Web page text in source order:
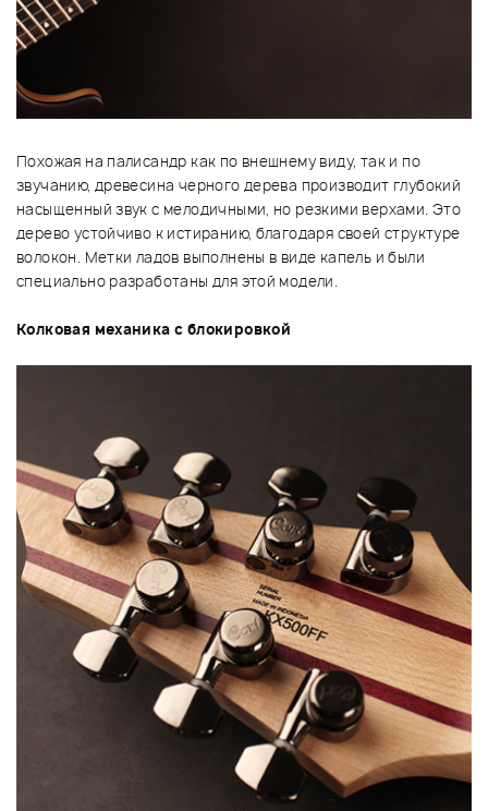
Похожая на палисандр как по внешнему виду, так и по
звучанию, древесина черного дерева производит глубокий
насыщенный звук с мелодичными, но резкими верхами. Это
дерево устойчиво к истиранию, благодаря своей структуре
волокон. Метки ладов выполнены в виде капель и были
специально разработаны для этой модели.
Колковая механика с блокировкой